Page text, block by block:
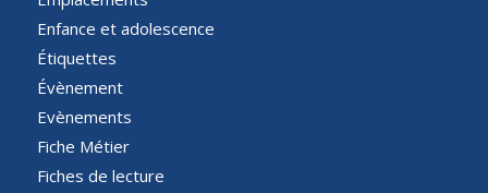
Enfance et adolescence
Étiquettes
Évènement
Evènements
Fiche Métier
Fiches de lecture